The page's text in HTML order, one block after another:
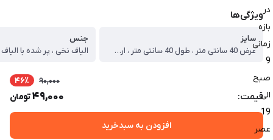
در
بازه
زمانی
9
صبح
الی
19
عصر
ویژگی‌ها
سایز
عرض 40 سانتی متر ، طول 40 سانتی متر ، ارتفاع 8 سانتی متر
جنس
الیاف نخی ، پر شده با
قیمت:
90,000 46٪
49,000تومان
افزودن به سبدخرید